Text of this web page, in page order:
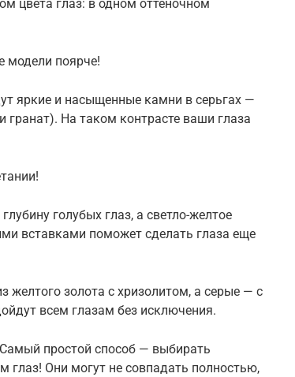
цвета глаз: в одном оттеночном
модели поярче!
яркие и насыщенные камни в серьгах —
гранат). На таком контрасте ваши глаза
голубых глаз, а светло-желтое
вставками поможет сделать глаза еще
желтого золота с хризолитом, а серые — с
всем глазам без исключения.
простой способ — выбирать
глаз! Они могут не совпадать полностью,